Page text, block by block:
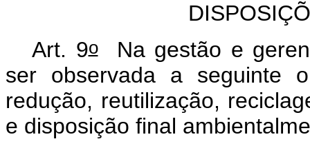
Art. 9oNa gestão e
ser observada a seguinte
redução, reutilização,
e disposição final